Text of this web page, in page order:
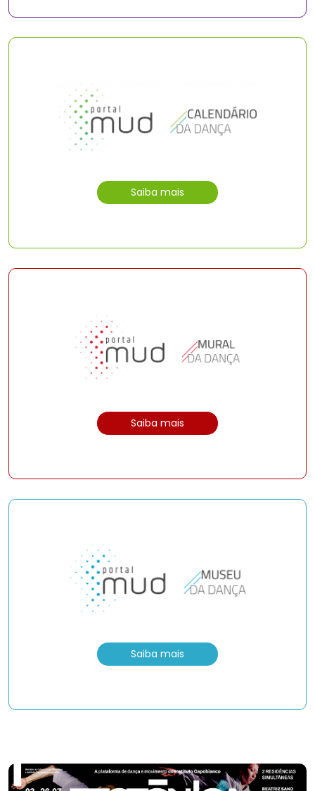
Saiba mais
Saiba mais
Saiba mais